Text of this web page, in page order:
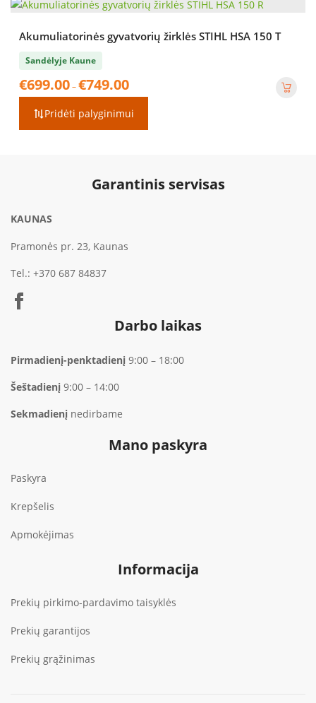
Akumuliatorinės gyvatvorių žirklės STIHL HSA 150 T
Sandėlyje Kaune
€699.00–€749.00
€699.00
through
Pridėti palyginimui
Garantinis servisas
KAUNAS
Pramonės pr. 23, Kaunas
Tel.: +370 687 84837
Darbo laikas
Pirmadienį-penktadienį 9:00 – 18:00
Šeštadienį 9:00 – 14:00
Sekmadienį nedirbame
Mano paskyra
Paskyra
Krepšelis
Apmokėjimas
Informacija
Prekių pirkimo-pardavimo taisyklės
Prekių garantijos
Prekių grąžinimas